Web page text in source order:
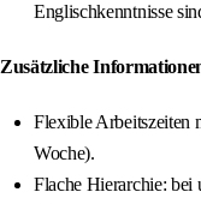
Englischkenntnisse
Zusätzliche
Flexible Arbeitszeiten
Woche).
Flache Hierarchie: bei